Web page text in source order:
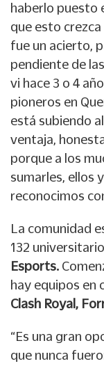
haberlo puesto
que esto
fue un acierto,
pendiente de
vi hace 3 o 4
pioneros en
está subiendo
ventaja,
porque a los
sumarles, ellos
reconocimos
La comunidad
132
Esports.
hay equipos en
Clash Royal,
“Es una gran
que nunca